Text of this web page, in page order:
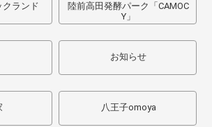
クランド
陸前高田発酵パーク「CAMOC
Y」
お知らせ
八王子omoya